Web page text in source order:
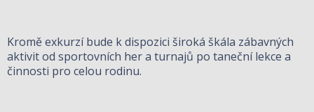
Kromě exkurzí bude k dispozici široká škála zábavných
aktivit od sportovních her a turnajů po taneční lekce a
činnosti pro celou rodinu.